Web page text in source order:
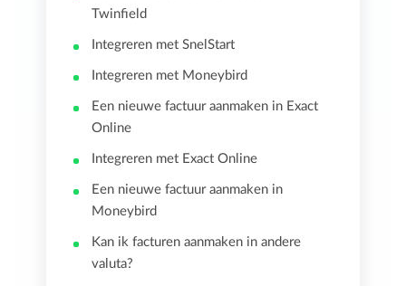
Twinfield
Integreren met SnelStart
Integreren met Moneybird
Een nieuwe factuur aanmaken in Exact
Online
Integreren met Exact Online
Een nieuwe factuur aanmaken in
Moneybird
Kan ik facturen aanmaken in andere
valuta?